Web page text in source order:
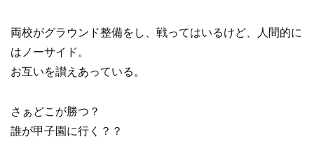
両校がグラウンド整備をし、戦ってはいるけど、人間的に
はノーサイド。
お互いを讃えあっている。
さぁどこが勝つ？
誰が甲子園に行く？？